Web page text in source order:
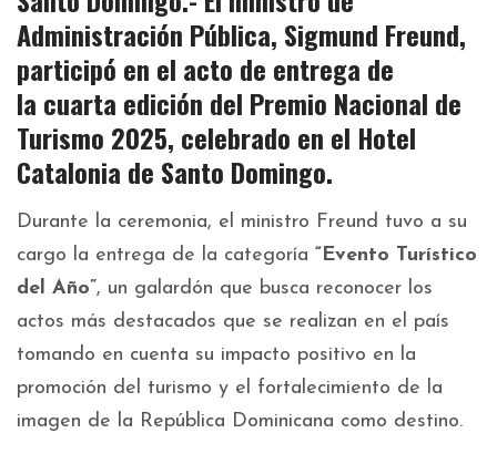
Administración Pública, Sigmund Freund,
participó en el acto de entrega de
la cuarta edición del Premio Nacional de
Turismo 2025, celebrado en el Hotel
Catalonia de Santo Domingo.
Durante la ceremonia, el ministro Freund tuvo a su
cargo la entrega de la categoría “Evento Turístico
del Año”, un galardón que busca reconocer los
actos más destacados que se realizan en el país
tomando en cuenta su impacto positivo en la
promoción del turismo y el fortalecimiento de la
imagen de la República Dominicana como destino.